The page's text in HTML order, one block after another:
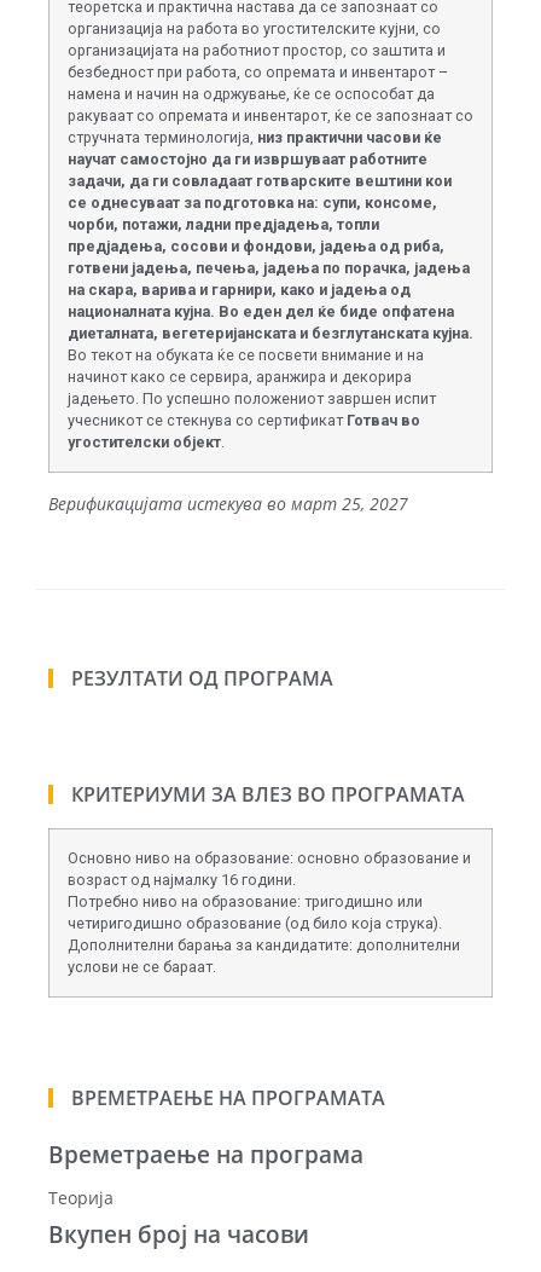
теоретска и практична настава да се запознаат со
организација на работа во угостителските кујни, со
организацијата на работниот простор, со заштита и
безбедност при работа, со опремата и инвентарот –
намена и начин на одржување, ќе се оспособат да
ракуваат со опремата и инвентарот, ќе се запознаат со
стручната терминологија, низ практични часови ќе
научат самостојно да ги извршуваат работните
задачи, да ги совладаат готварските вештини кои
се однесуваат за подготовка на: супи, консоме,
чорби, потажи, ладни предјадења, топли
предјадења, сосови и фондови, јадења од риба,
готвени јадења, печења, јадења по порачка, јадења
на скара, варива и гарнири, како и јадења од
националната кујна. Во еден дел ќе биде опфатена
диеталната, вегетеријанската и безглутанската кујна.
Во текот на обуката ќе се посвети внимание и на
начинот како се сервира, аранжира и декорира
јадењето. По успешно положениот завршен испит
учесникот се стекнува со сертификат Готвач во
угостителски објект.
Верификацијата истекува во март 25, 2027
РЕЗУЛТАТИ ОД ПРОГРАМА
КРИТЕРИУМИ ЗА ВЛЕЗ ВО ПРОГРАМАТА
Основно ниво на образование: основно образование и
возраст од најмалку 16 години.
Потребно ниво на образование: тригодишно или
четиригодишно образование (од било која струка).
Дополнителни барања за кандидатите: дополнителни
услови не се бараат.
ВРЕМЕТРАЕЊЕ НА ПРОГРАМАТА
Времетраење на програма
Теорија
Вкупен број на часови